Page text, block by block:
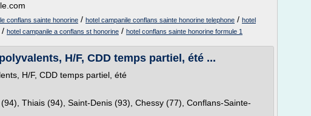
conflans sainte honorine / hotel campanile conflans sainte honorine telephone / hotel
/ hotel campanile a conflans st honorine / hotel conflans sainte honorine formule 1
H/F, CDD temps partiel, été ...
H/F, CDD temps partiel, été
Thiais (94), Saint-Denis (93), Chessy (77), Conflans-Sainte-